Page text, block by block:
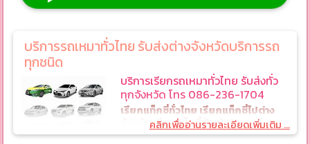
บริการรถเหมาทั่วไทย รับส่งต่างจังหวัดบริการรถ
ทุกชนิด
บริการเรียกรถเหมาทั่วไทย รับส่งทั่ว
ทุกจังหวัด โทร 086-236-1704
เรียกแท็กซี่ทั่วไทย เรียกแท็กซี่ไปต่าง
จังหวัด เรียกแท็กซี่บ้านฟ้าปิยรมย์
บริการรับส่งสนามบิน จองรถแท็กซี่ล่วง
คลิกเพื่ออ่านรายละเอียดเพิ่มเติม ...